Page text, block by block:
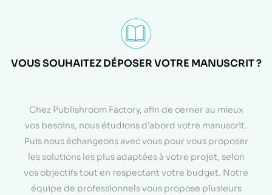
VOUS SOUHAITEZ DÉPOSER VOTRE MANUSCRIT ?
Chez Publishroom Factory, afin de cerner au mieux
vos besoins, nous étudions d’abord votre manuscrit.
Puis nous échangeons avec vous pour vous proposer
les solutions les plus adaptées à votre projet, selon
vos objectifs tout en respectant votre budget. Notre
équipe de professionnels vous propose plusieurs